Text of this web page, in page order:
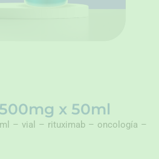
x 50ml
– vial – rituximab – oncología –